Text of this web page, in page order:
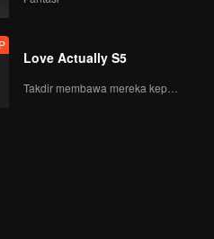
Love Actually S5
Takdir membawa mereka kepada cinta yang tulus!